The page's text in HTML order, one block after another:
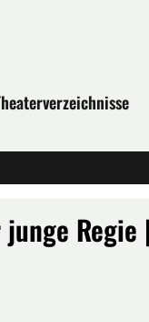
junge Regie |